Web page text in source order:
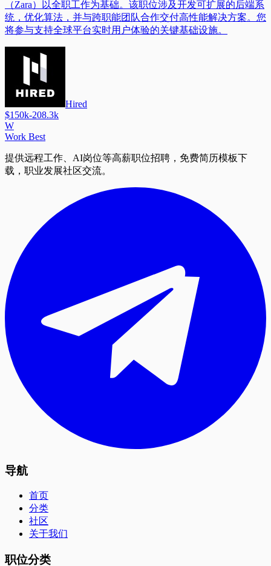
（Zara）以全职工作为基础。该职位涉及开发可扩展的后端系
统，优化算法，并与跨职能团队合作交付高性能解决方案。您
将参与支持全球平台实时用户体验的关键基础设施。
Hired
$150k-208.3k
W
Work Best
提供远程工作、AI岗位等高薪职位招聘，免费简历模板下
载，职业发展社区交流。
导航
首页
分类
社区
关于我们
职位分类